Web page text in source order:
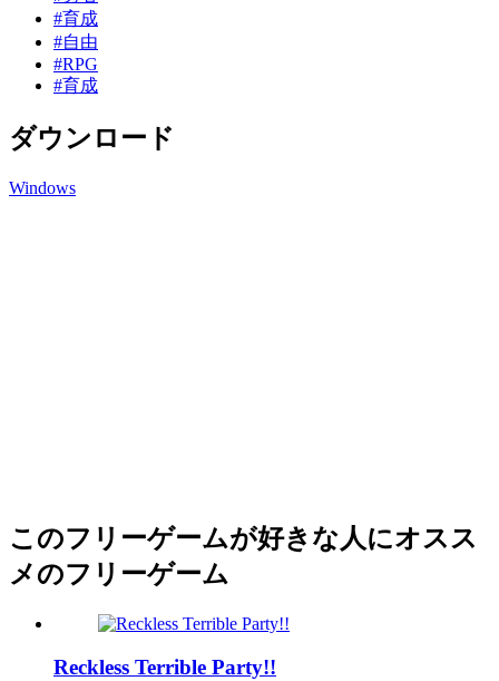
#育成
#自由
#RPG
#育成
ダウンロード
Windows
このフリーゲームが好きな人にオスス
メのフリーゲーム
Reckless Terrible Party!!